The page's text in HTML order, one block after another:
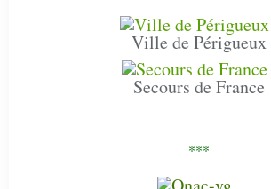
Ville de Périgueux
Secours de France
***